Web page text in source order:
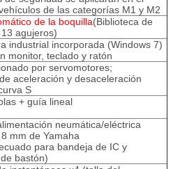
de las categorías M1 y M2
de la boquilla(Biblioteca de
agujeros)
industrial incorporada (Windows 7)
monitor, teclado y ratón
por servomotores;
aceleración y desaceleración
S
+ guía lineal
neumática/eléctrica
mm de Yamaha
para bandeja de IC y
bastón)